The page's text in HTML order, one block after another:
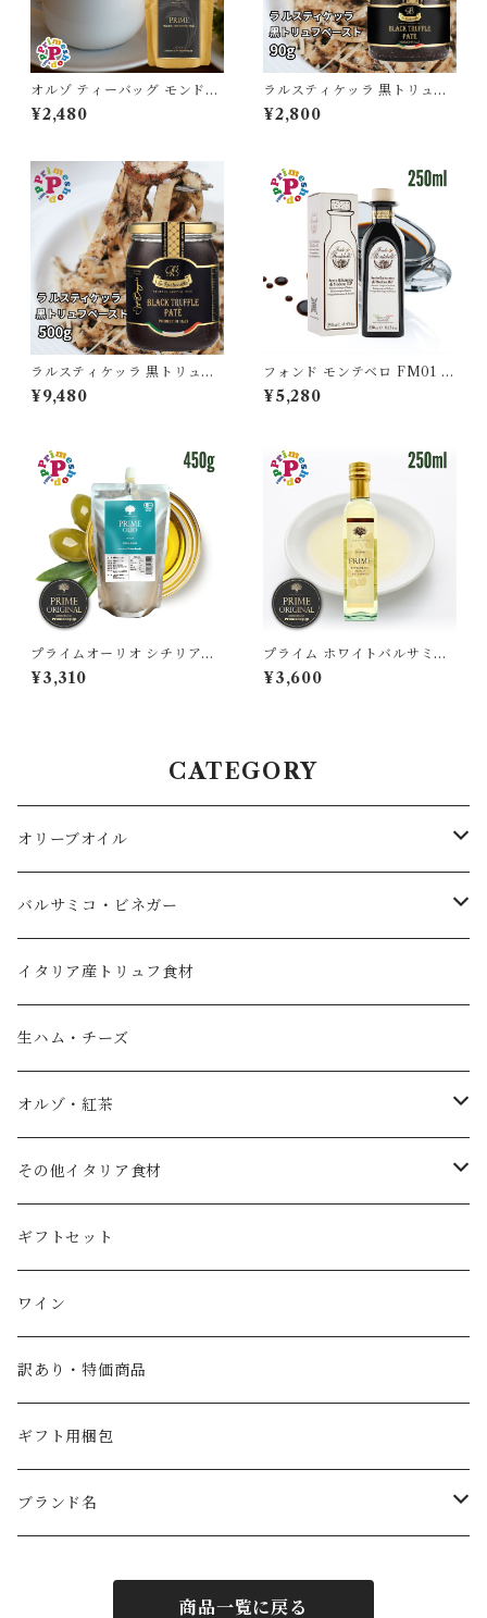
オルゾ ティーバッグ モンド種
有機 20袋入り プライム オル
ヅォ PRIME フードアドベン
¥2,480
ラルスティケッラ 黒トリュフ
ペースト 90g ポルチーニ入り
トリュフソース La Rustichell
¥2,800
ラルスティケッラ 黒トリュフ
ペースト 500g ポルチーニ入
トリュフソース La Rustichell
¥9,480
フォンド モンテベロ FM01 モ
デナ産バルサミコ 250ml IGP
認定 濃度1.29 8年熟成 MON
¥5,280
プライムオーリオ シチリアブ
レンド 500ml 有機 エキスト
ラバージンオリーブオイル PR
¥3,310
プライム ホワイトバルサミコ
酢 250ml モデナ産 白バルサ
ミコ 高級 FOOD ADVENTU
¥3,600
CATEGORY
オリーブオイル
エキストラバージンオリーブオイル
フレーバーオイル
ノベッロ（秋の新油）
ピュアオリーブオイル
国産エキストラバージンオリーブオイル
バルサミコ・ビネガー
黒バルサミコ
白バルサミコ
ピンク（ロゼ）バルサミコ
その他調味料（コンディメント）
スペイン産ワインビネガー
イタリア産ワインビネガー
イタリア産トリュフ食材
生ハム・チーズ
オルゾ・紅茶
コーヒー豆
紅茶・ハーブティー
その他イタリア食材
トマト
塩
パスタ
ギフトセット
ワイン
訳あり・特価商品
ギフト用梱包
ブランド名
商品一覧に戻る